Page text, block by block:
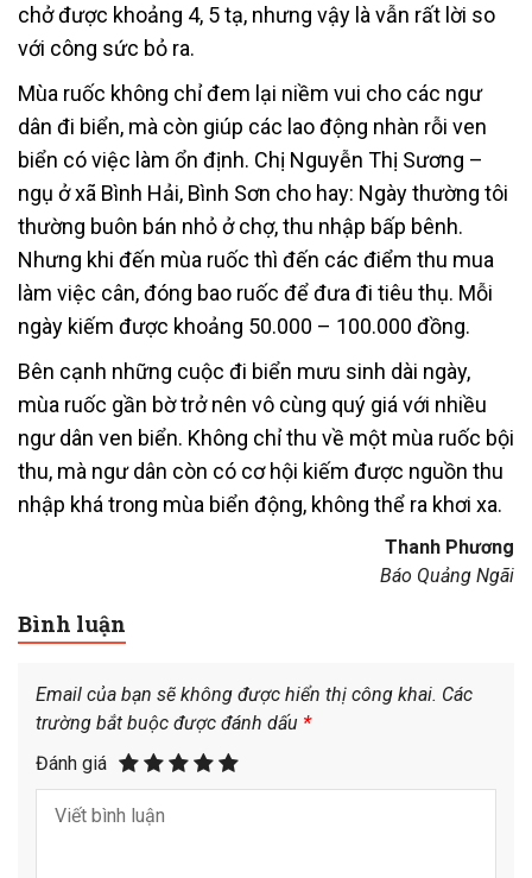
chở được khoảng 4, 5 tạ, nhưng vậy là vẫn rất lời so
với công sức bỏ ra.
Mùa ruốc không chỉ đem lại niềm vui cho các ngư
dân đi biển, mà còn giúp các lao động nhàn rỗi ven
biển có việc làm ổn định. Chị Nguyễn Thị Sương –
ngụ ở xã Bình Hải, Bình Sơn cho hay: Ngày thường tôi
thường buôn bán nhỏ ở chợ, thu nhập bấp bênh.
Nhưng khi đến mùa ruốc thì đến các điểm thu mua
làm việc cân, đóng bao ruốc để đưa đi tiêu thụ. Mỗi
ngày kiếm được khoảng 50.000 – 100.000 đồng.
Bên cạnh những cuộc đi biển mưu sinh dài ngày,
mùa ruốc gần bờ trở nên vô cùng quý giá với nhiều
ngư dân ven biển. Không chỉ thu về một mùa ruốc bội
thu, mà ngư dân còn có cơ hội kiếm được nguồn thu
nhập khá trong mùa biển động, không thể ra khơi xa.
Thanh Phương
Báo Quảng Ngãi
Bình luận
Email của bạn sẽ không được hiển thị công khai. Các
trường bắt buộc được đánh dấu *
Đánh giá